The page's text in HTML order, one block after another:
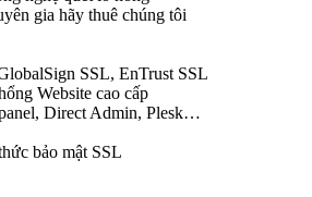
gia hãy thuê chúng tôi
SSL, EnTrust SSL
Website cao cấp
Direct Admin, Plesk…
bảo mật SSL